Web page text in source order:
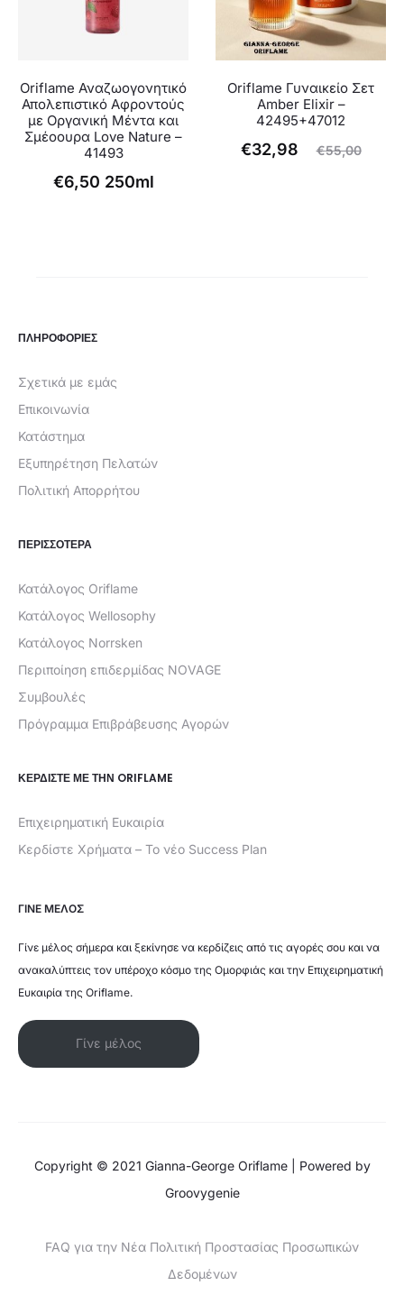
Oriflame Αναζωογονητικό
Απολεπιστικό Αφροντούς
με Οργανική Μέντα και
Σμέοουρα Love Nature –
41493
€6,50 250ml
Oriflame Γυναικείο Σετ
Amber Elixir –
42495+47012
€55,00
Original
€32,98
Η
ΠΛΗΡΟΦΟΡΙΕΣ
Σχετικά με εμάς
Επικοινωνία
Κατάστημα
Εξυπηρέτηση Πελατών
Πολιτική Απορρήτου
ΠΕΡΙΣΣΟΤΕΡΑ
Κατάλογος Oriflame
Κατάλογος Wellosophy
Κατάλογος Norrsken
Περιποίηση επιδερμίδας NOVAGE
Συμβουλές
Πρόγραμμα Επιβράβευσης Αγορών
ΚΕΡΔΊΣΤΕ ΜΕ ΤΗΝ ORIFLAME
Επιχειρηματική Ευκαιρία
Κερδίστε Χρήματα – Το νέο Success Plan
ΓΙΝΕ ΜΕΛΟΣ
Γίνε μέλος σήμερα και ξεκίνησε να κερδίζεις από τις αγορές σου και να
ανακαλύπτεις τον υπέροχο κόσμο της Ομορφιάς και την Επιχειρηματική
Ευκαιρία της Oriflame.
Γίνε μέλος
Copyright © 2021 Gianna-George Oriflame | Powered by
Groovygenie
FAQ για την Νέα Πολιτική Προστασίας Προσωπικών
Δεδομένων